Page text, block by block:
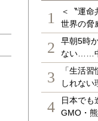
1
＜〝運命
世界の脅
2
早朝5時
ない……
3
「生活
しれな
4
日本でも
GMO・